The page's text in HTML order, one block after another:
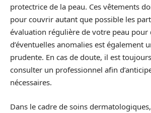
protectrice de la peau. Ces vêtements
pour couvrir autant que possible les
évaluation régulière de votre peau pour
d’éventuelles anomalies est également
prudente. En cas de doute, il est
consulter un professionnel afin
nécessaires.
Dans le cadre de soins